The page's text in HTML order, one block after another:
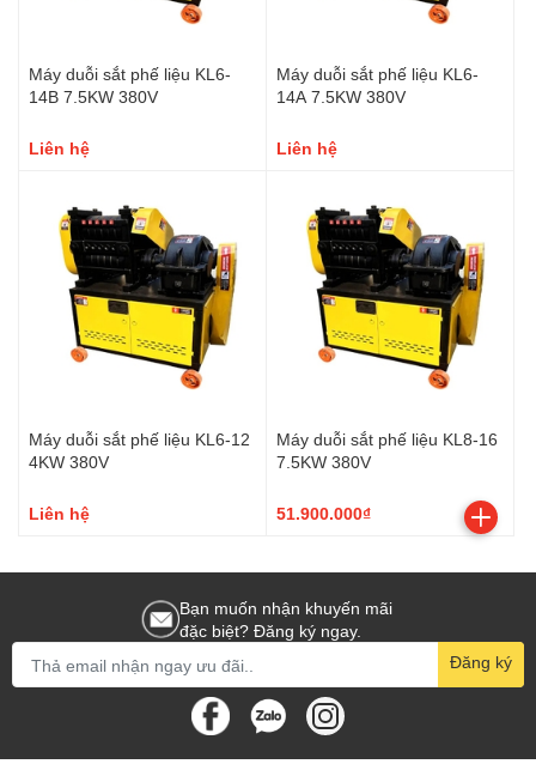
Máy duỗi sắt phế liệu KL6-
14B 7.5KW 380V
Liên hệ
Máy duỗi sắt phế liệu KL6-
14A 7.5KW 380V
Liên hệ
Máy duỗi sắt phế liệu KL6-12
4KW 380V
Liên hệ
Máy duỗi sắt phế liệu KL8-16
7.5KW 380V
51.900.000₫
Bạn muốn nhận khuyến mãi
đặc biệt? Đăng ký ngay.
Đăng ký